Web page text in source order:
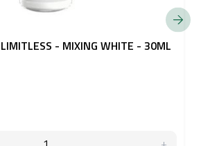
- MIXING WHITE - 30ML